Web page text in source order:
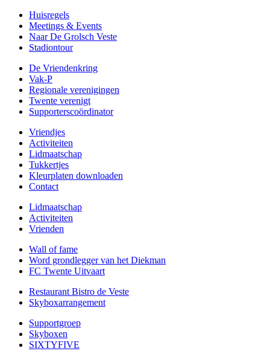
Huisregels
Meetings & Events
Naar De Grolsch Veste
Stadiontour
De Vriendenkring
Vak-P
Regionale verenigingen
Twente verenigt
Supporterscoördinator
Vriendjes
Activiteiten
Lidmaatschap
Tukkertjes
Kleurplaten downloaden
Contact
Lidmaatschap
Activiteiten
Vrienden
Wall of fame
Word grondlegger van het Diekman
FC Twente Uitvaart
Restaurant Bistro de Veste
Skyboxarrangement
Supportgroep
Skyboxen
SIXTYFIVE